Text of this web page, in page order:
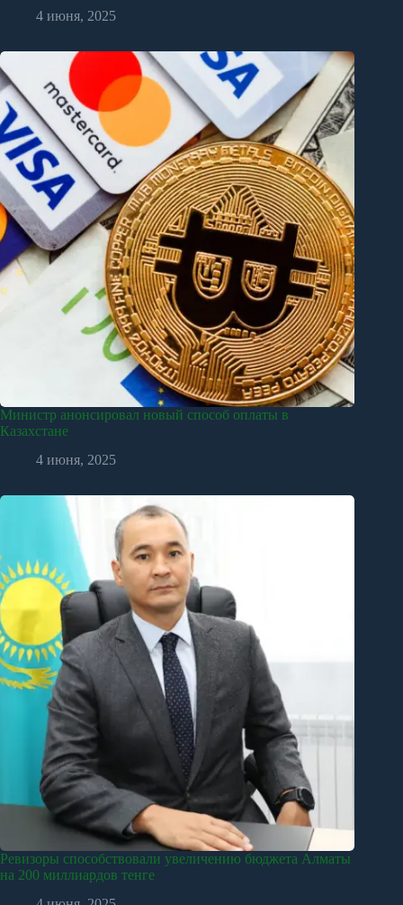
4 июня, 2025
Министр анонсировал новый способ оплаты в
Казахстане
4 июня, 2025
Ревизоры способствовали увеличению бюджета Алматы
на 200 миллиардов тенге